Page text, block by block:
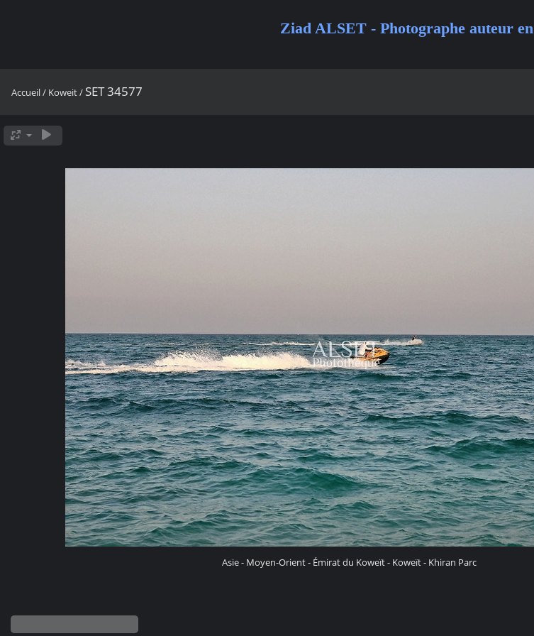
Ziad ALSET - Photographe auteur
Accueil/ Koweit/ SET 34577
Asie - Moyen-Orient - Émirat du Koweït - Koweït - Khiran Parc